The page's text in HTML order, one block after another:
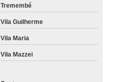
Tremembé
Vila Guilherme
Vila Maria
Vila Mazzei